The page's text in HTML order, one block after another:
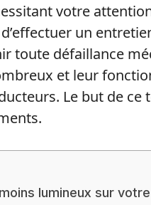
votre
un
toute défaillance
et leur
Le but de
lumineux sur